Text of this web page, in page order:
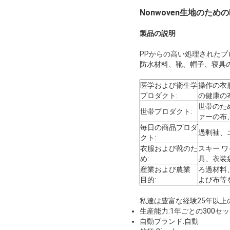
Nonwoven生地のため
製品の説明
PPからの高い処理された
防水材料、靴、帽子、寝具
医学および衛生学
プロダクト:
操作の衣
の健康の
世帯プロダクト:
世帯のた
ァーの
毎日の商品プロダ
クト:
過剰袖、
衣服および靴のた
め:
スキー
具、衣装
産業および農業
目的:
ろ過材料
よび布等
私達は豊富な経験25年以
生産能力:1年ごとの300セ
自動ブランド:自動